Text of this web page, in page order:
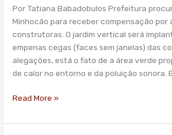
Por Tatiana Babadobulos Prefeitura
Minhocão para receber compensação
construtoras. O jardim vertical será
empenas cegas (faces sem janelas) das
alegações, está o fato de a área verde
de calor no entorno e da poluição sonora.
para
receberem
jardim
Read More »